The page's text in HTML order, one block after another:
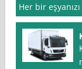
Her bir